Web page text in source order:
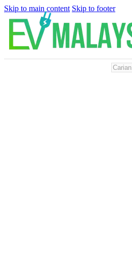
Skip to main content Skip to footer
Search